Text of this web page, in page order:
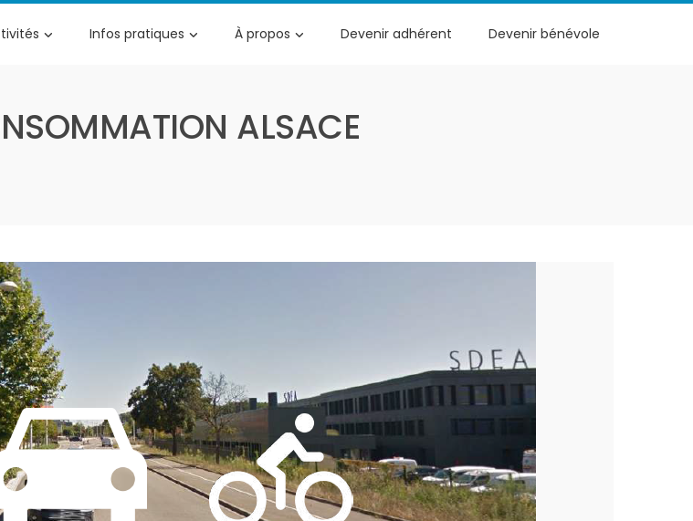
Infos pratiques À propos Devenir adhérent Devenir bénévole
ALSACE